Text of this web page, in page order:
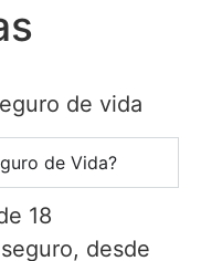
de vida
de Vida?
18
desde